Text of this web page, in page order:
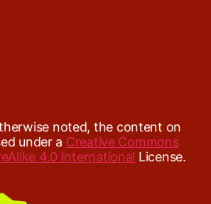
noted, the content on
under a Creative Commons
4.0 International License.